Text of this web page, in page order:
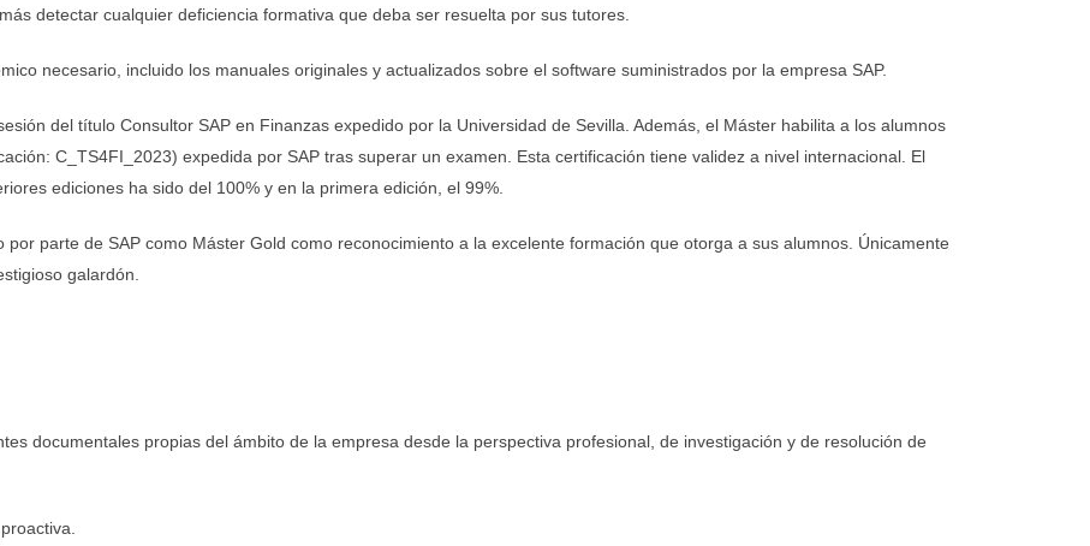
detectar cualquier deficiencia formativa que deba ser resuelta por sus tutores.
necesario, incluido los manuales originales y actualizados sobre el software suministrados por la empresa SAP.
del título Consultor SAP en Finanzas expedido por la Universidad de Sevilla. Además, el Máster habilita a los alumnos
C_TS4FI_2023) expedida por SAP tras superar un examen. Esta certificación tiene validez a nivel internacional. El
ediciones ha sido del 100% y en la primera edición, el 99%.
parte de SAP como Máster Gold como reconocimiento a la excelente formación que otorga a sus alumnos. Únicamente
galardón.
documentales propias del ámbito de la empresa desde la perspectiva profesional, de investigación y de resolución de